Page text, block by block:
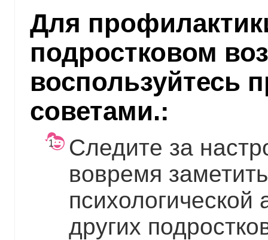
Для
подростковом
воспользуйтесь
советами.:
Следите за
вовремя
психологической
других